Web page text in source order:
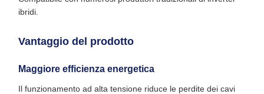
ibridi.
Vantaggio del prodotto
Maggiore efficienza energetica
Il funzionamento ad alta tensione riduce le perdite dei cavi